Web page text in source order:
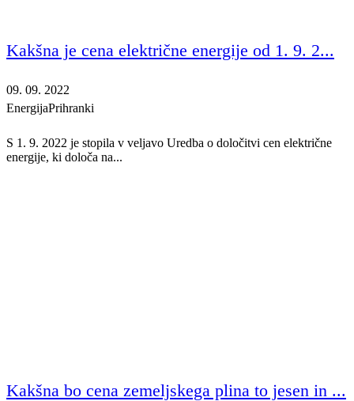
Kakšna je cena električne energije od 1. 9. 2...
09. 09. 2022
EnergijaPrihranki
S 1. 9. 2022 je stopila v veljavo Uredba o določitvi cen električne
energije, ki določa na...
Kakšna bo cena zemeljskega plina to jesen in ...